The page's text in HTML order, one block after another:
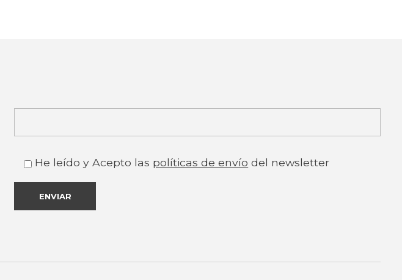
He leído y Acepto las políticas de envío del newsletter